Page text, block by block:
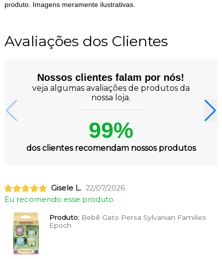
produto. Imagens meramente ilustrativas.
Avaliações dos Clientes
Nossos clientes falam por nós!
veja algumas avaliações de produtos da
nossa loja.
99%
dos clientes recomendam nossos produtos
Gisele L. 22/07/2026
Eu recomendo esse produto.
Produto:Bebê Gato Persa Sylvanian Families
Epoch